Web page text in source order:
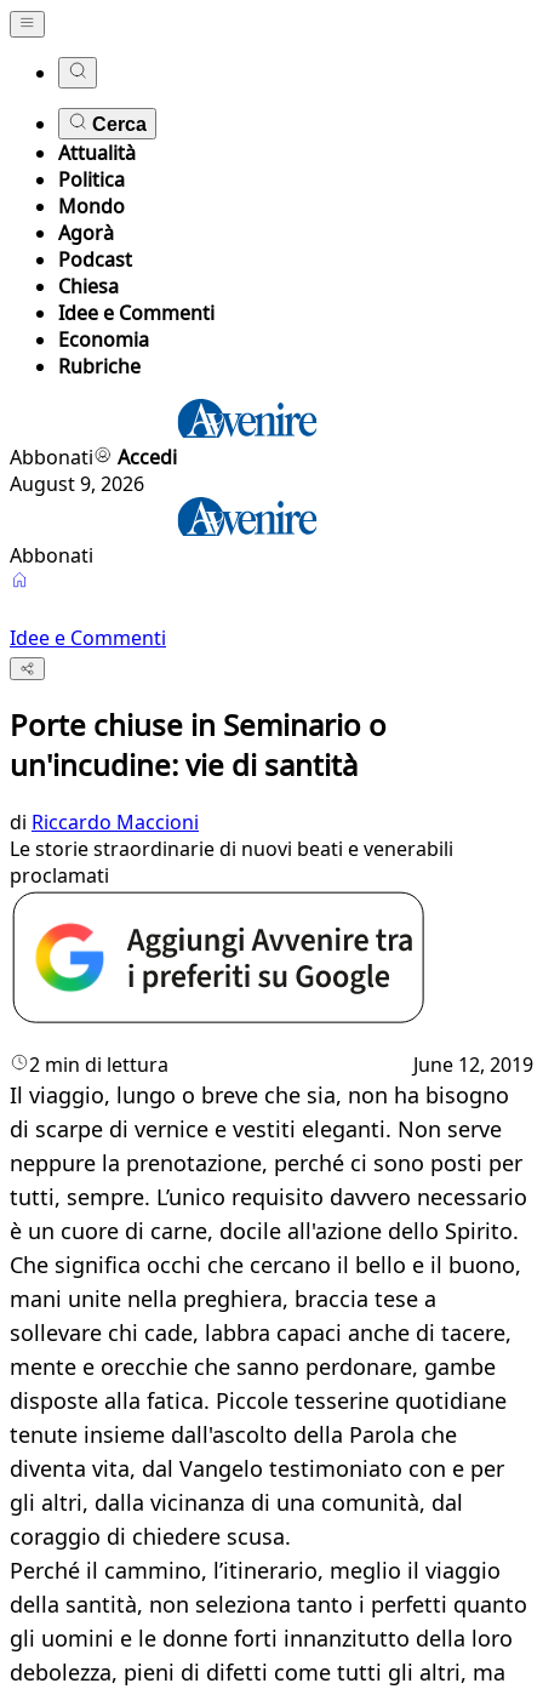
Cerca
Attualità
Politica
Mondo
Agorà
Podcast
Chiesa
Idee e Commenti
Economia
Rubriche
Abbonati
Accedi
August 9, 2026
Abbonati
Idee e Commenti
Porte chiuse in Seminario o
un'incudine: vie di santità
di Riccardo Maccioni
Le storie straordinarie di nuovi beati e venerabili
proclamati
2 min di lettura June 12, 2019
Il viaggio, lungo o breve che sia, non ha bisogno
di scarpe di vernice e vestiti eleganti. Non serve
neppure la prenotazione, perché ci sono posti per
tutti, sempre. L’unico requisito davvero necessario
è un cuore di carne, docile all'azione dello Spirito.
Che significa occhi che cercano il bello e il buono,
mani unite nella preghiera, braccia tese a
sollevare chi cade, labbra capaci anche di tacere,
mente e orecchie che sanno perdonare, gambe
disposte alla fatica. Piccole tesserine quotidiane
tenute insieme dall'ascolto della Parola che
diventa vita, dal Vangelo testimoniato con e per
gli altri, dalla vicinanza di una comunità, dal
coraggio di chiedere scusa.
Perché il cammino, l’itinerario, meglio il viaggio
della santità, non seleziona tanto i perfetti quanto
gli uomini e le donne forti innanzitutto della loro
debolezza, pieni di difetti come tutti gli altri, ma